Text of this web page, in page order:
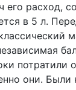
его расход,
в 5 л.
потратили
они. Были